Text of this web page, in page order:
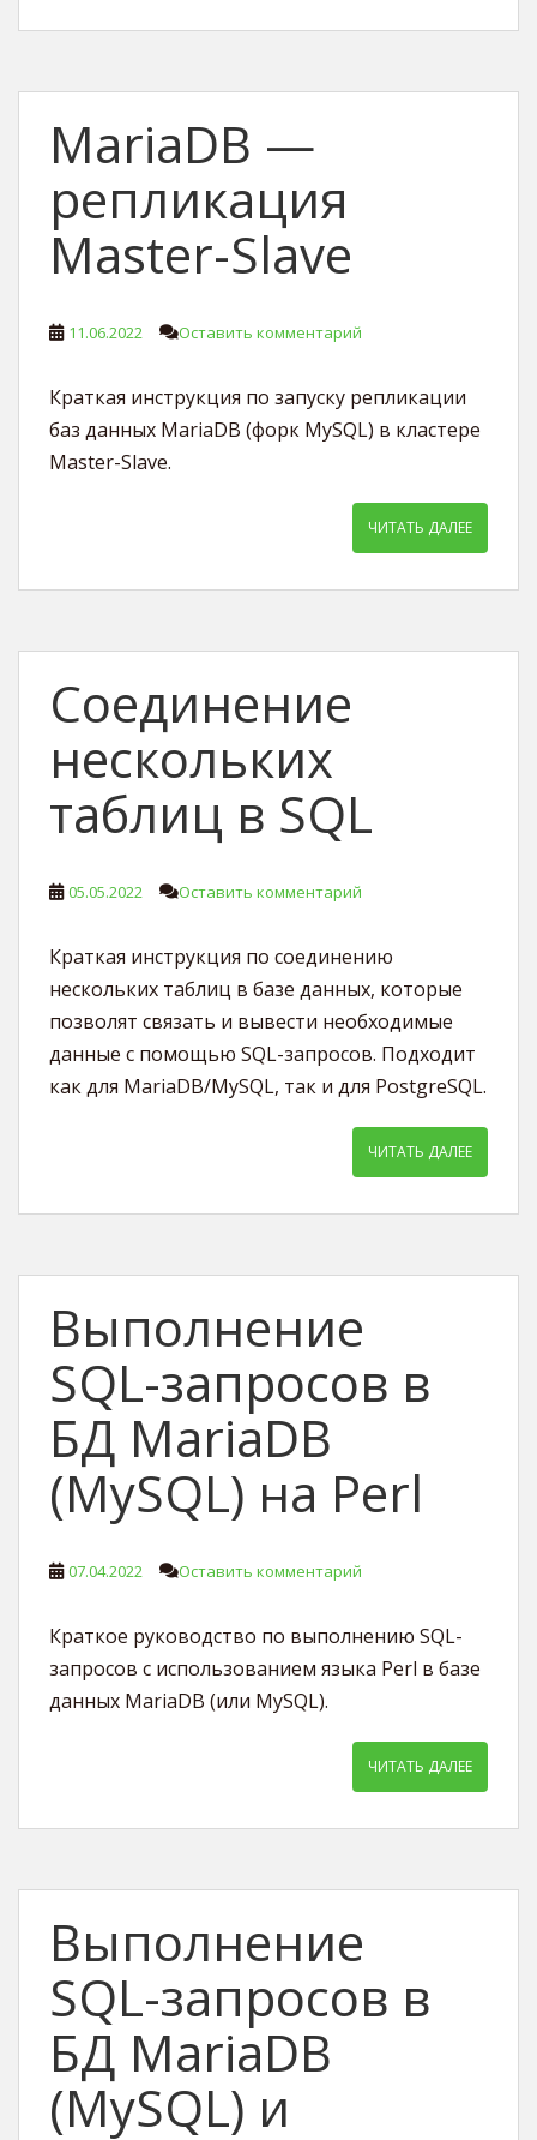
MariaDB —
репликация
Master-Slave
11.06.2022 Оставить комментарий
Краткая инструкция по запуску репликации
баз данных MariaDB (форк MySQL) в кластере
Master-Slave.
ЧИТАТЬ ДАЛЕЕ
Соединение
нескольких
таблиц в SQL
05.05.2022 Оставить комментарий
Краткая инструкция по соединению
нескольких таблиц в базе данных, которые
позволят связать и вывести необходимые
данные с помощью SQL-запросов. Подходит
как для MariaDB/MySQL, так и для PostgreSQL.
ЧИТАТЬ ДАЛЕЕ
Выполнение
SQL-запросов в
БД MariaDB
(MySQL) на Perl
07.04.2022 Оставить комментарий
Краткое руководство по выполнению SQL-
запросов с использованием языка Perl в базе
данных MariaDB (или MySQL).
ЧИТАТЬ ДАЛЕЕ
Выполнение
SQL-запросов в
БД MariaDB
(MySQL) и